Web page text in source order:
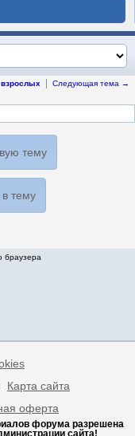
Следующая тема →
тему
тему
браузера
Карта сайта
оферта